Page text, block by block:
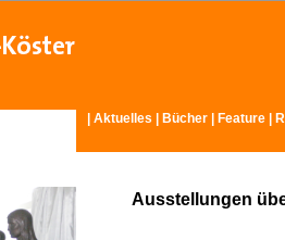
Aktuelles Bücher Feature
Ausstellungen